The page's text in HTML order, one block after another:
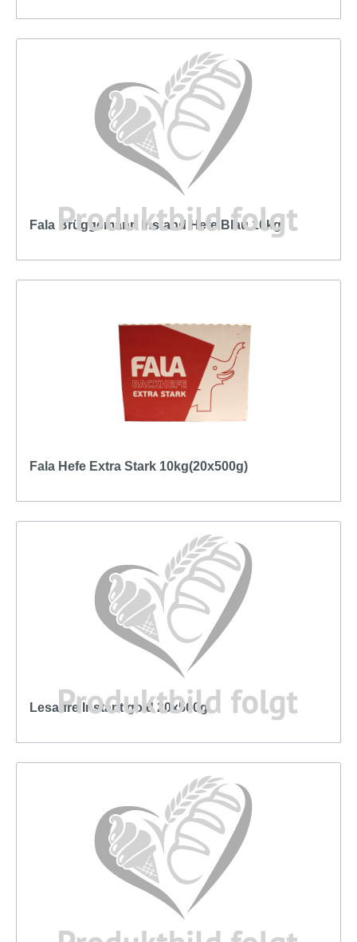
Fala Brüggemann Instand Hefe Blau 10kg
Fala Hefe Extra Stark 10kg(20x500g)
Lesaffre Instant gold 20x500g